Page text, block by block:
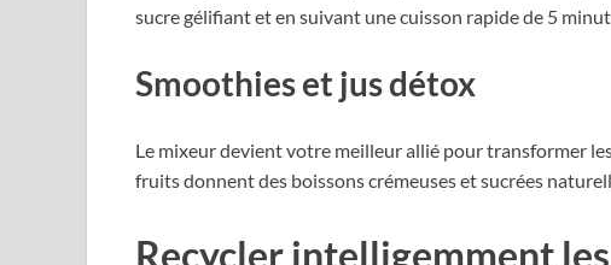
sucre gélifiant et en suivant une cuisson rapide de 5
Smoothies et jus détox
Le mixeur devient votre meilleur allié pour transformer
fruits donnent des boissons crémeuses et sucrées
Recycler intelligemment